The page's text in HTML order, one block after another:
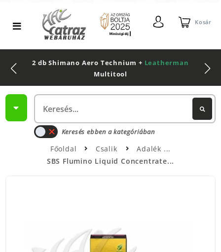
Kosár
2 db Shimano Aero Technium + Leatherman
Multitool
Keresés ebben a kategóriában
Főoldal Csalik
Adalék
SBS Flumino Liquid Concentrate...